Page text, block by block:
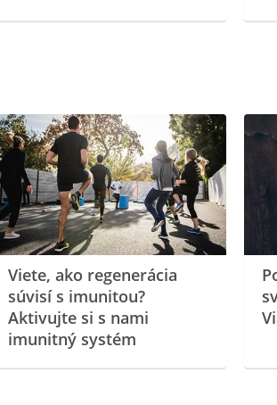
Viete, ako regenerácia
súvisí s imunitou?
Aktivujte si s nami
imunitný systém